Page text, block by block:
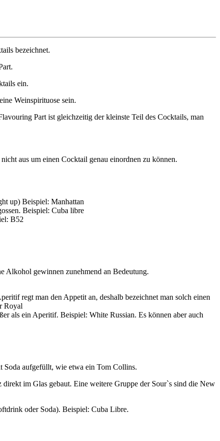
bezeichnet.
ein.
Weinspirituose sein.
Part ist gleichzeitig der kleinste Teil des Cocktails, man
aus um einen Cocktail genau einordnen zu können.
up) Beispiel: Manhattan
Beispiel: Cuba libre
B52
Alkohol gewinnen zunehmend an Bedeutung.
regt man den Appetit an, deshalb bezeichnet man solch einen
Royal
als ein Aperitif. Beispiel: White Russian. Es können aber auch
Soda aufgefüllt, wie etwa ein Tom Collins.
im Glas gebaut. Eine weitere Gruppe der Sour`s sind die New
oder Soda). Beispiel: Cuba Libre.